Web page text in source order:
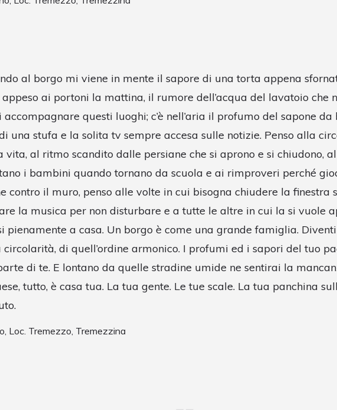
al borgo mi viene in mente il sapore di una torta appena
appeso ai portoni la mattina, il rumore dell’acqua del lavatoio che
questi luoghi; c’è nell’aria il profumo del sapone da
una stufa e la solita tv sempre accesa sulle notizie. Penso alla
vita, al ritmo scandito dalle persiane che si aprono e si chiudono,
i bambini quando tornano da scuola e ai rimproveri perché
contro il muro, penso alle volte in cui bisogna chiudere la finestra
la musica per non disturbare e a tutte le altre in cui la si vuole
pienamente a casa. Un borgo è come una grande famiglia.
di quell’ordine armonico. I profumi ed i sapori del tuo
di te. E lontano da quelle stradine umide ne sentirai la
tutto, è casa tua. La tua gente. Le tue scale. La tua panchina
Loc. Tremezzo, Tremezzina